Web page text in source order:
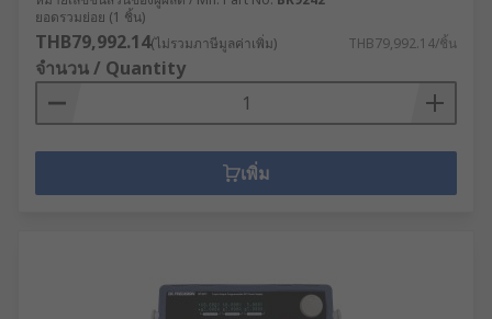
ยอดรวมย่อย (1 ชิ้น)
THB79,992.14(ไม่รวมภาษีมูลค่าเพิ่ม) THB79,992.14/ชิ้น
จำนวน / Quantity
เพิ่ม